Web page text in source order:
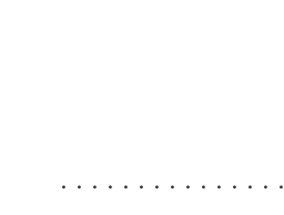
・・・・・・・・・・・・・・・